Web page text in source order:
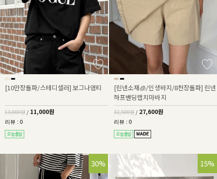
[10만장돌파/스테디셀러] 보그나염티
13,000원 / 11,000원
리뷰 : 0
[린넨소재🧊/인생바지/8천장돌파] 린넨
하프밴딩랩치마바지
32,500원 / 27,600원
리뷰 : 0
30% 15%